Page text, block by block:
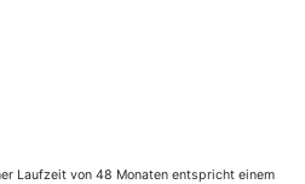
Laufzeit von 48 Monaten entspricht einem